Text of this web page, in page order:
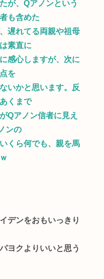
が、Qアノンという
も含めた
遅れてる両親や祖母
素直に
感心しますが、次に
を
いかと思います。反
くまで
Qアノン信者に見え
ンの
くら何でも、親を馬
デンをおもいっきり
ヨクよりいいと思う